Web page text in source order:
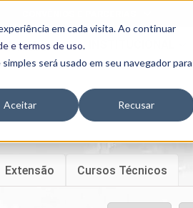
em cada visita. Ao continuar
e termos de uso.
será usado em seu navegador para
Aceitar Recusar
Acadêmicos
PROEST
PAE
MPHU
Extensão Cursos Técnicos